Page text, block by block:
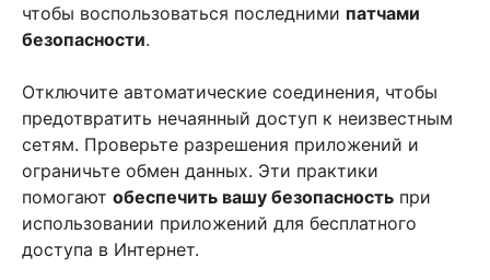
чтобы воспользоваться последними патчами
безопасности.
Отключите автоматические соединения, чтобы
предотвратить нечаянный доступ к неизвестным
сетям. Проверьте разрешения приложений и
ограничьте обмен данных. Эти практики
помогают обеспечить вашу безопасность при
использовании приложений для бесплатного
доступа в Интернет.